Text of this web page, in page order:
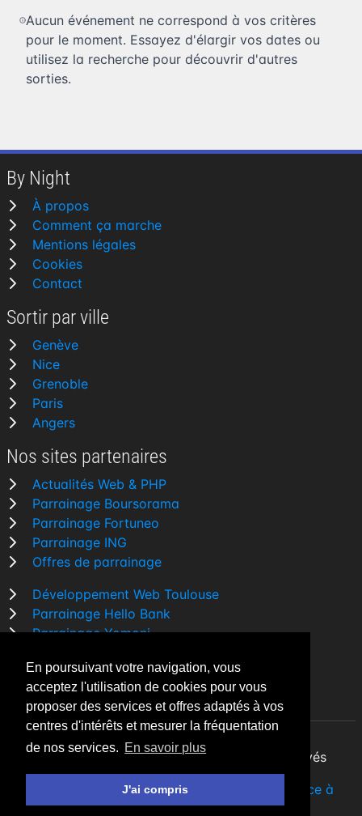
En poursuivant votre navigation, vous
acceptez l'utilisation de cookies pour vous
proposer des services et offres adaptés à vos
centres d'intérêts et mesurer la fréquentation
de nos services. En savoir plus
J'ai compris
Aucun événement ne correspond à vos critères
pour le moment. Essayez d'élargir vos dates ou
utilisez la recherche pour découvrir d'autres
sorties.
By Night
À propos
Comment ça marche
Mentions légales
Cookies
Contact
Sortir par ville
Genève
Nice
Grenoble
Paris
Angers
Nos sites partenaires
Actualités Web & PHP
Parrainage Boursorama
Parrainage Fortuneo
Parrainage ING
Offres de parrainage
Développement Web Toulouse
Parrainage Hello Bank
Parrainage Yomoni
Comparatif banque
By Night v5.7.3| © 2026 - Tous droits réservés
par undéveloppeur Web Freelance à
Toulouse